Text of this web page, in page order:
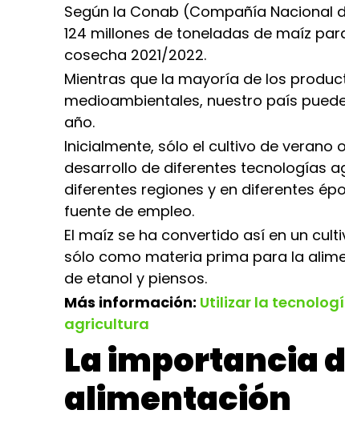
Según la Conab (Compañía Nacional
124 millones de toneladas de maíz
cosecha 2021/2022.
Mientras que la mayoría de los
medioambientales, nuestro país
año.
Inicialmente, sólo el cultivo de
desarrollo de diferentes tecnologías
diferentes regiones y en diferentes
fuente de empleo.
El maíz se ha convertido así en un
sólo como materia prima para la
de etanol y piensos.
Más información: Utilizar la
agricultura
La importancia
alimentación